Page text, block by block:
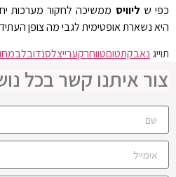
כפי ש ליוויס ממשיכה לחקור מערכות
היא נשארת אופטימית לגבי מה צופן
תוייג נאבקתטוםטווחרקערייצלסנדובל
צור איתנו קשר בכל